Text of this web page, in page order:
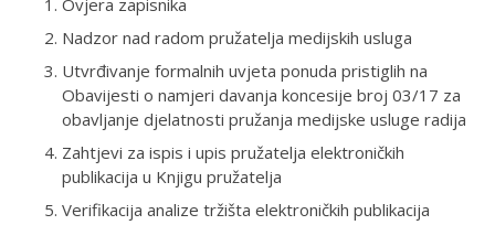
Nadzor nad radom pružatelja medijskih usluga
Utvrđivanje formalnih uvjeta ponuda pristiglih na
Obavijesti o namjeri davanja koncesije broj 03/17 za
obavljanje djelatnosti pružanja medijske usluge radija
Zahtjevi za ispis i upis pružatelja elektroničkih
publikacija u Knjigu pružatelja
Verifikacija analize tržišta elektroničkih publikacija